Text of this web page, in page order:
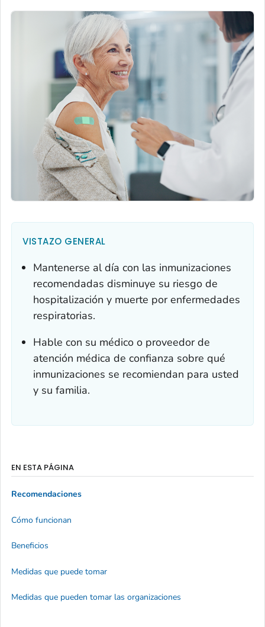
VISTAZO GENERAL
Mantenerse al día con las inmunizaciones
recomendadas disminuye su riesgo de
hospitalización y muerte por enfermedades
respiratorias.
Hable con su médico o proveedor de
atención médica de confianza sobre qué
inmunizaciones se recomiendan para usted
y su familia.
EN ESTA PÁGINA
Recomendaciones
Cómo funcionan
Beneficios
Medidas que puede tomar
Medidas que pueden tomar las organizaciones